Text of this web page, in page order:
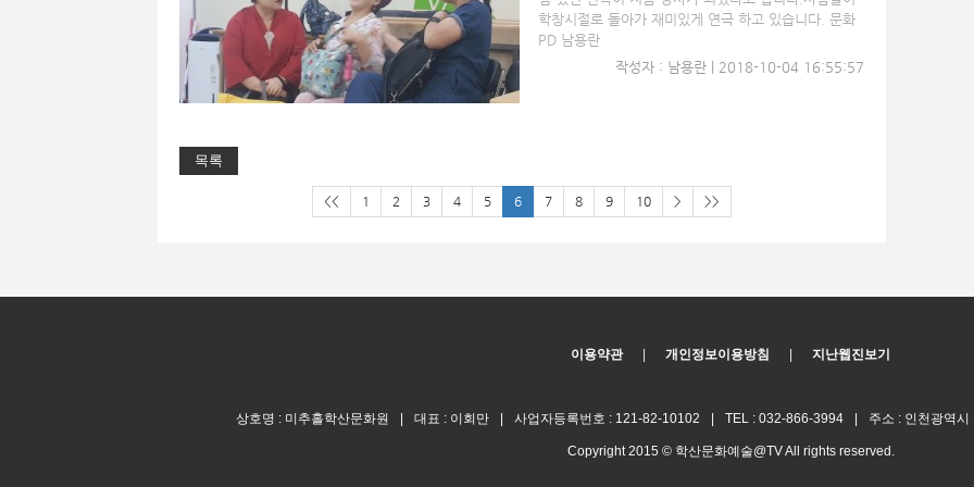
학창시절로 돌아가 재미있게 연극 하고 있습니다. 문화
PD 남용란
작성자 : 남용란 | 2018-10-04 16:55:57
목록
<< 1 2 3 4 5 6 7 8 9 10 > >>
이용약관 개인정보이용방침 지난웹진보기
상호명 : 미추홀학산문화원 대표 : 이회만 사업자등록번호 : 121-82-10102 TEL : 032-866-3994 주소 : 인천광역
Copyright 2015 © 학산문화예술@TV All rights reserved.